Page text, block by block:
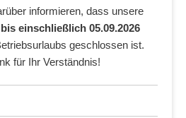
informieren, dass unsere
einschließlich 05.09.2026
geschlossen ist.
für Ihr Verständnis!